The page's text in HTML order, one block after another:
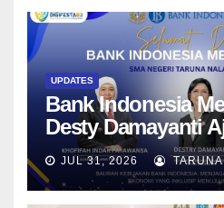
UPDATES
Bank Indonesia
Desty Damayanti
SMAN Taruna
Menjadi Generasi
Berwawasan
JUL 31, 2026